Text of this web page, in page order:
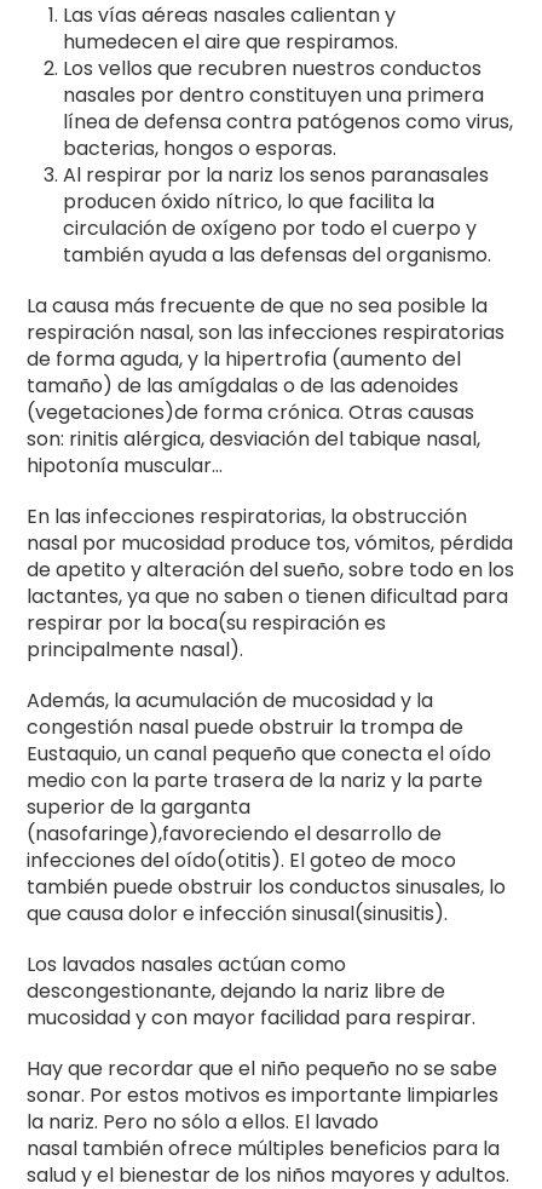
Las vías aéreas nasales calientan y
humedecen el aire que respiramos.
Los vellos que recubren nuestros conductos
nasales por dentro constituyen una primera
línea de defensa contra patógenos como virus,
bacterias, hongos o esporas.
Al respirar por la nariz los senos paranasales
producen óxido nítrico, lo que facilita la
circulación de oxígeno por todo el cuerpo y
también ayuda a las defensas del organismo.
La causa más frecuente de que no sea posible la
respiración nasal, son las infecciones respiratorias
de forma aguda, y la hipertrofia (aumento del
tamaño) de las amígdalas o de las adenoides
(vegetaciones)de forma crónica. Otras causas
son: rinitis alérgica, desviación del tabique nasal,
hipotonía muscular…
En las infecciones respiratorias, la obstrucción
nasal por mucosidad produce tos, vómitos, pérdida
de apetito y alteración del sueño, sobre todo en los
lactantes, ya que no saben o tienen dificultad para
respirar por la boca(su respiración es
principalmente nasal).
Además, la acumulación de mucosidad y la
congestión nasal puede obstruir la trompa de
Eustaquio, un canal pequeño que conecta el oído
medio con la parte trasera de la nariz y la parte
superior de la garganta
(nasofaringe),favoreciendo el desarrollo de
infecciones del oído(otitis). El goteo de moco
también puede obstruir los conductos sinusales, lo
que causa dolor e infección sinusal(sinusitis).
Los lavados nasales actúan como
descongestionante, dejando la nariz libre de
mucosidad y con mayor facilidad para respirar.
Hay que recordar que el niño pequeño no se sabe
sonar. Por estos motivos es importante limpiarles
la nariz. Pero no sólo a ellos. El lavado
nasal también ofrece múltiples beneficios para la
salud y el bienestar de los niños mayores y adultos.